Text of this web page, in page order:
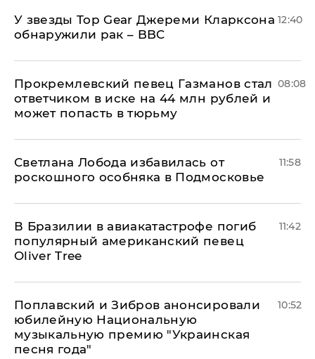
У звезды Top Gear Джереми Кларксона
обнаружили рак – BBC
12:40
Прокремлевский певец Газманов стал
ответчиком в иске на 44 млн рублей и
может попасть в тюрьму
08:08
Светлана Лобода избавилась от
роскошного особняка в Подмосковье
11:58
В Бразилии в авиакатастрофе погиб
популярный американский певец
Oliver Tree
11:42
Поплавский и Зибров анонсировали
юбилейную Национальную
музыкальную премию "Украинская
песня года"
10:52